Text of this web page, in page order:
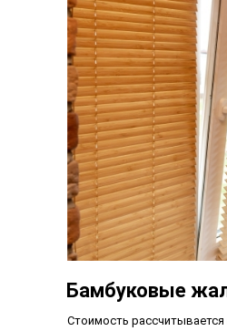
Бамбуковые
Стоимость рассчитывается